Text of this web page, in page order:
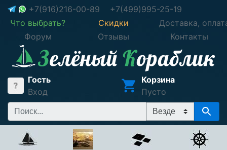
+7(916)216-00-89
+7(499)995-25-19
Что выбрать?
Скидки
Доставка,
Форум
Отзывы Контакты
Гость
Вход
Корзина
Пусто